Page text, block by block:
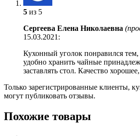
5 из 5
Сергеева Елена Николаевна
15.03.2021 :
Кухонный уголок понравился тем,
удобно хранить чайные
заставлять стол. Качество
Только зарегистрированные клиенты,
могут публиковать отзывы.
Похожие товары